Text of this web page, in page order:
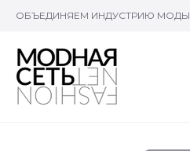
ОБЪЕДИНЯЕМ ИНДУСТРИЮ МОДЫ